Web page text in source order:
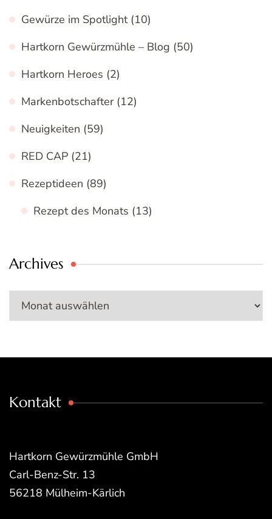
Gewürze im Spotlight(10)
Hartkorn Gewürzmühle – Blog (50)
Hartkorn Heroes (2)
Markenbotschafter(12)
Neuigkeiten (59)
RED CAP (21)
Rezeptideen (89)
Rezept des Monats (13)
Archives
Archives
Kontakt
Hartkorn Gewürzmühle GmbH
Carl-Benz-Str. 13
56218 Mülheim-Kärlich